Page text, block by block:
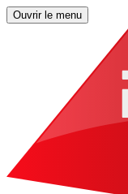
Ouvrir le menu